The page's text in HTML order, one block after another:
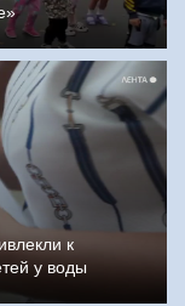
к
у воды